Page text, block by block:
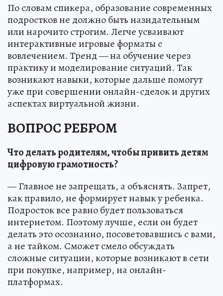
По словам спикера, образование современных
подростков не должно быть назидательным
или нарочито строгим. Легче усваивают
интерактивные игровые форматы с
вовлечением. Тренд — на обучение через
практику и моделирование ситуаций. Так
возникают навыки, которые дальше помогут
уже при совершении онлайн-сделок и других
аспектах виртуальной жизни.
ВОПРОС РЕБРОМ
Что делать родителям, чтобы привить детям
цифровую грамотность?
— Главное не запрещать, а объяснять. Запрет,
как правило, не формирует навык у ребенка.
Подросток все равно будет пользоваться
интернетом. Поэтому лучше, если он будет
делать это осознанно, посоветовавшись с вами,
а не тайком. Сможет смело обсуждать
сложные ситуации, которые возникают в сети
при покупке, например, на онлайн-
платформах.